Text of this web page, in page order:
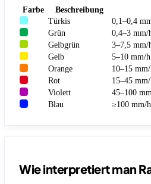
Farbe Beschreibung
Türkis
0,1–0,4
Grün
0,4–3 mm/
Gelbgrün
3–7,5 mm/
Gelb
5–10 mm/
Orange
10–15
Rot
15–45
Violett
45–100
Blau
≥100 mm/
Wie interpretiert man